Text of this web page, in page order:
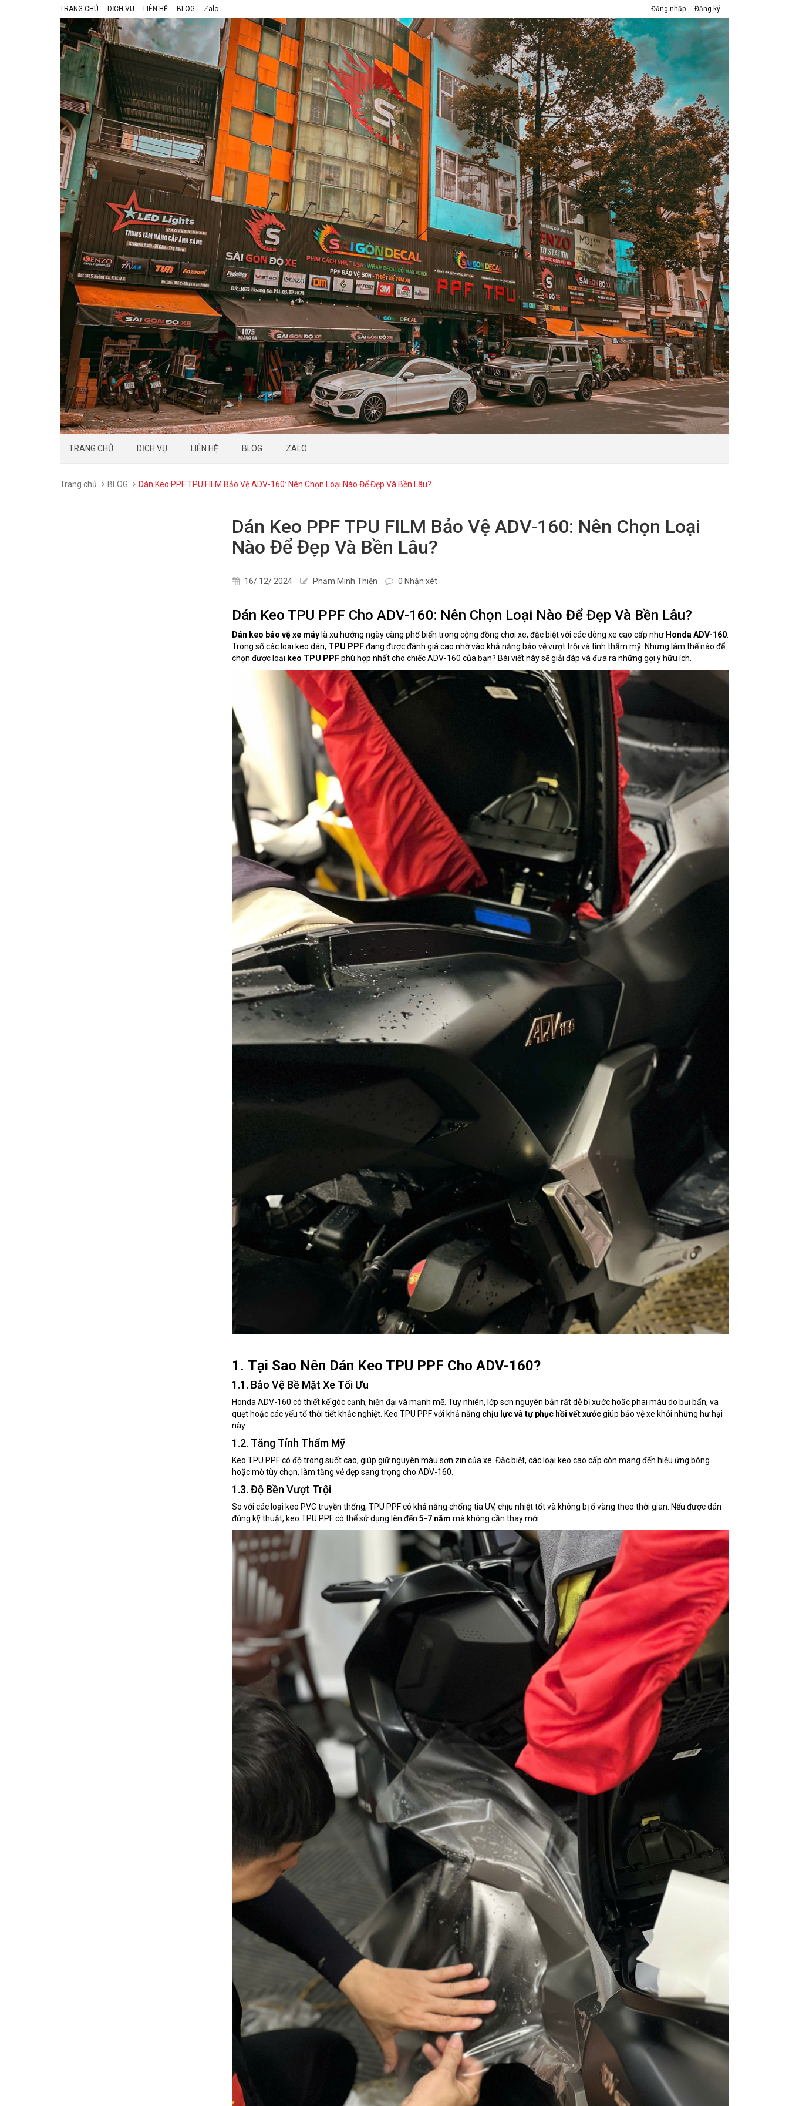
TRANG CHỦ DỊCH VỤ LIÊN HỆ BLOG Zalo Đăng nhập Đăng ký
TRANG CHỦ DỊCH VỤ LIÊN HỆ BLOG ZALO
Trang chủ BLOG Dán Keo PPF TPU FILM Bảo Vệ ADV-160: Nên Chọn Loại Nào Để Đẹp Và Bền Lâu?
Dán Keo PPF TPU FILM Bảo Vệ ADV-160: Nên Chọn Loại
Nào Để Đẹp Và Bền Lâu?
16/ 12/ 2024 Phạm Minh Thiện 0 Nhận xét
Dán Keo TPU PPF Cho ADV-160: Nên Chọn Loại Nào Để Đẹp Và Bền Lâu?
Dán keo bảo vệ xe máylà xu hướng ngày càng phổ biến trong cộng đồng chơi xe, đặc biệt với các dòng xe cao cấp như Honda ADV-160.
Trong số các loại keo dán, TPU PPFđang được đánh giá cao nhờ vào khả năng bảo vệ vượt trội và tính thẩm mỹ. Nhưng làm thế nào để
chọn được loại keo TPU PPFphù hợp nhất cho chiếc ADV-160 của bạn? Bài viết này sẽ giải đáp và đưa ra những gợi ý hữu ích.
1. Tại Sao Nên Dán Keo TPU PPF Cho ADV-160?
1.1. Bảo Vệ Bề Mặt Xe Tối Ưu
Honda ADV-160 có thiết kế góc cạnh, hiện đại và mạnh mẽ. Tuy nhiên, lớp sơn nguyên bản rất dễ bị xước hoặc phai màu do bụi bẩn, va
quẹt hoặc các yếu tố thời tiết khắc nghiệt. Keo TPU PPF với khả năng chịu lực và tự phục hồi vết xướcgiúp bảo vệ xe khỏi những hư hại
này.
1.2. Tăng Tính Thẩm Mỹ
Keo TPU PPF có độ trong suốt cao, giúp giữ nguyên màu sơn zin của xe. Đặc biệt, các loại keo cao cấp còn mang đến hiệu ứng bóng
hoặc mờ tùy chọn, làm tăng vẻ đẹp sang trọng cho ADV-160.
1.3. Độ Bền Vượt Trội
So với các loại keo PVC truyền thống, TPU PPF có khả năng chống tia UV, chịu nhiệt tốt và không bị ố vàng theo thời gian. Nếu được dán
đúng kỹ thuật, keo TPU PPF có thể sử dụng lên đến 5-7 năm mà không cần thay mới.